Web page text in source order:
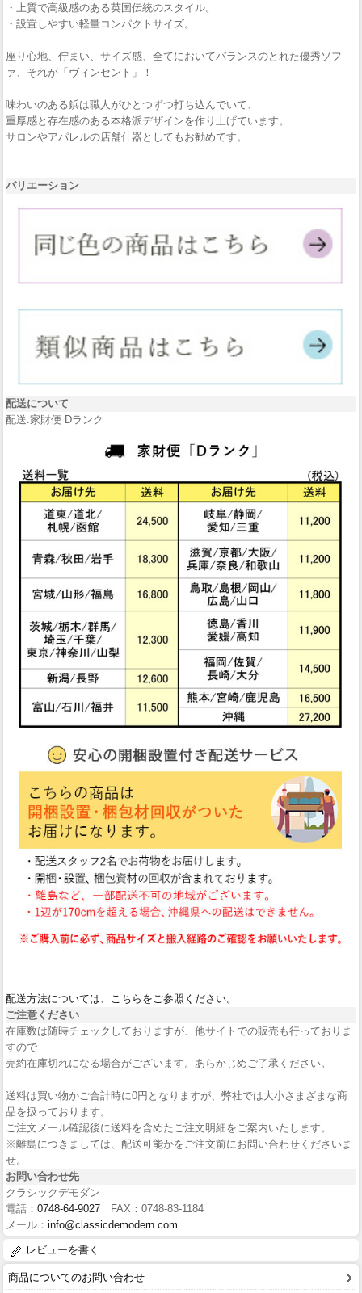
・上質で高級感のある英国伝統のスタイル。
・設置しやすい軽量コンパクトサイズ。
座り心地、佇まい、サイズ感、全てにおいてバランスのとれた優秀ソフ
ァ、それが「ヴィンセント」！
味わいのある鋲は職人がひとつずつ打ち込んでいて、
重厚感と存在感のある本格派デザインを作り上げています。
サロンやアパレルの店舗什器としてもお勧めです。
バリエーション
配送について
配送:家財便 Dランク
配送方法については、こちらをご参照ください。
ご注意ください
在庫数は随時チェックしておりますが、他サイトでの販売も行っておりま
すので
売約在庫切れになる場合がございます。あらかじめご了承ください。
送料は買い物かご合計時に0円となりますが、弊社では大小さまざまな商
品を扱っております。
ご注文メール確認後に送料を含めたご注文明細をご案内いたします。
※離島につきましては、配送可能かをご注文前にお問い合わせくださいま
せ。
お問い合わせ先
クラシックデモダン
電話： 0748-64-9027 FAX：0748-83-1184
メール： info@classicdemodern.com
レビューを書く
商品についてのお問い合わせ